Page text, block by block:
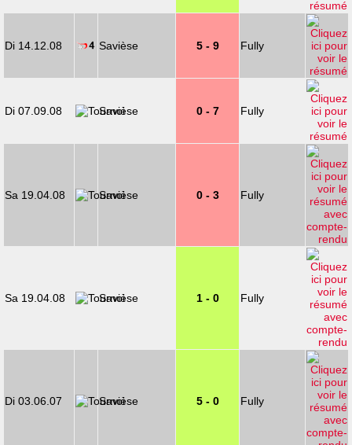
Di 14.12.08 Savièse 5 - 9 Fully
Di 07.09.08 Savièse 0 - 7 Fully
Sa 19.04.08 Savièse 0 - 3 Fully
Sa 19.04.08 Savièse 1 - 0 Fully
Di 03.06.07 Savièse 5 - 0 Fully